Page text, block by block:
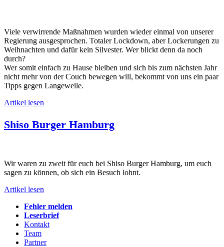
Viele verwirrende Maßnahmen wurden wieder einmal von unserer
Regierung ausgesprochen. Totaler Lockdown, aber Lockerungen zu
Weihnachten und dafür kein Silvester. Wer blickt denn da noch
durch?
Wer somit einfach zu Hause bleiben und sich bis zum nächsten Jahr
nicht mehr von der Couch bewegen will, bekommt von uns ein paar
Tipps gegen Langeweile.
Artikel lesen
Shiso Burger Hamburg
Wir waren zu zweit für euch bei Shiso Burger Hamburg, um euch
sagen zu können, ob sich ein Besuch lohnt.
Artikel lesen
Fehler melden
Leserbrief
Kontakt
Team
Partner